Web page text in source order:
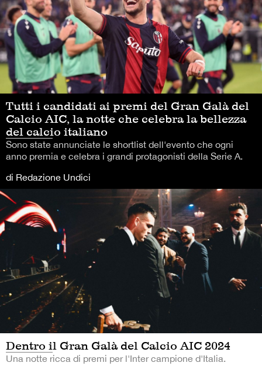
Tutti i candidati ai premi del Gran Galà del
Calcio AIC, la notte che celebra la bellezza
del calcio italiano
Sono state annunciate le shortlist dell'evento che ogni
anno premia e celebra i grandi protagonisti della Serie A.
di Redazione Undici
Dentro il Gran Galà del Calcio AIC 2024
Una notte ricca di premi per l'Inter campione d'Italia.